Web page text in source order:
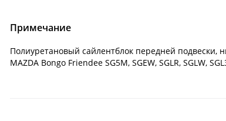
Примечание
Полиуретановый сайлентблок передней подвески,
MAZDA Bongo Friendee SG5M, SGEW, SGLR, SGLW,